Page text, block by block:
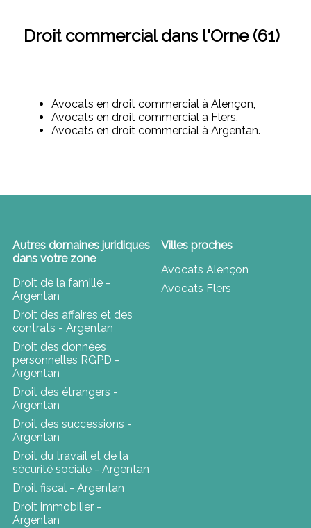
Droit commercial dans l'Orne (61)
Avocats en droit commercial à Alençon,
Avocats en droit commercial à Flers,
Avocats en droit commercial à Argentan.
Autres domaines juridiques
dans votre zone
Droit de la famille -
Argentan
Droit des affaires et des
contrats - Argentan
Droit des données
personnelles RGPD -
Argentan
Droit des étrangers -
Argentan
Droit des successions -
Argentan
Droit du travail et de la
sécurité sociale - Argentan
Droit fiscal - Argentan
Droit immobilier -
Argentan
Villes proches
Avocats Alençon
Avocats Flers